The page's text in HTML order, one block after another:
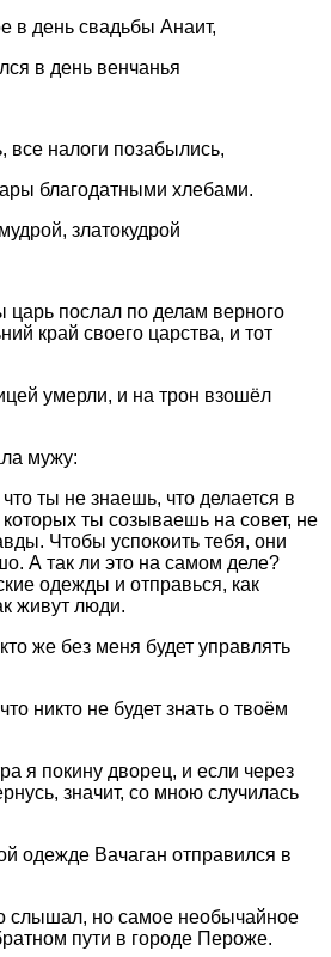
в день свадьбы Анаит,
в день венчанья
все налоги позабылись,
благодатными хлебами.
златокудрой
царь послал по делам верного
край своего царства, и тот
умерли, и на трон взошёл
мужу:
ты не знаешь, что делается в
ты созываешь на совет, не
Чтобы успокоить тебя, они
А так ли это на самом деле?
одежды и отправься, как
живут люди.
же без меня будет управлять
никто не будет знать о твоём
я покину дворец, и если через
значит, со мною случилась
одежде Вачаган отправился в
слышал, но самое необычайное
пути в городе Пероже.